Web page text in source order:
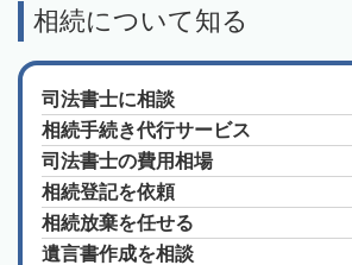
相続について知る
司法書士に相談
相続手続き代行サービス
司法書士の費用相場
相続登記を依頼
相続放棄を任せる
遺言書作成を相談